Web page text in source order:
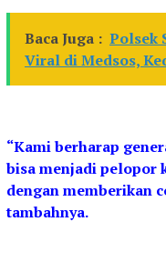
Baca Juga : Polsek
Viral di Medsos,
“Kami berharap
bisa menjadi pelopor
dengan memberikan
tambahnya.